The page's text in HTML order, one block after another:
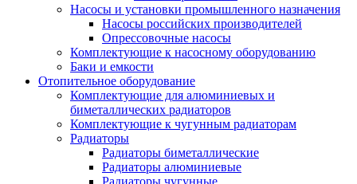
Насосы и установки промышленного назначения
Насосы российских производителей
Опрессовочные насосы
Комплектующие к насосному оборудованию
Баки и емкости
Отопительное оборудование
Комплектующие для алюминиевых и
биметаллических радиаторов
Комплектующие к чугунным радиаторам
Радиаторы
Радиаторы биметаллические
Радиаторы алюминиевые
Радиаторы чугунные